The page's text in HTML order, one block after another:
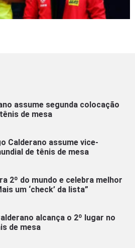
assume segunda colocação
de mesa
Calderano assume vice-
de tênis de mesa
2º do mundo e celebra melhor
um ‘check’ da lista”
alcança o 2º lugar no
de mesa